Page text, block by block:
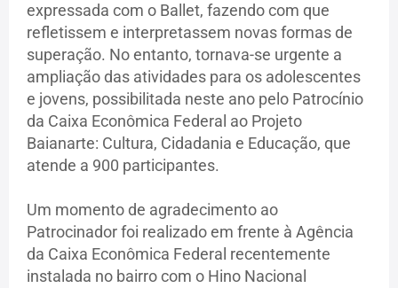
expressada com o Ballet, fazendo com que
refletissem e interpretassem novas formas de
superação. No entanto, tornava-se urgente a
ampliação das atividades para os adolescentes
e jovens, possibilitada neste ano pelo Patrocínio
da Caixa Econômica Federal ao Projeto
Baianarte: Cultura, Cidadania e Educação, que
atende a 900 participantes.
Um momento de agradecimento ao
Patrocinador foi realizado em frente à Agência
da Caixa Econômica Federal recentemente
instalada no bairro com o Hino Nacional